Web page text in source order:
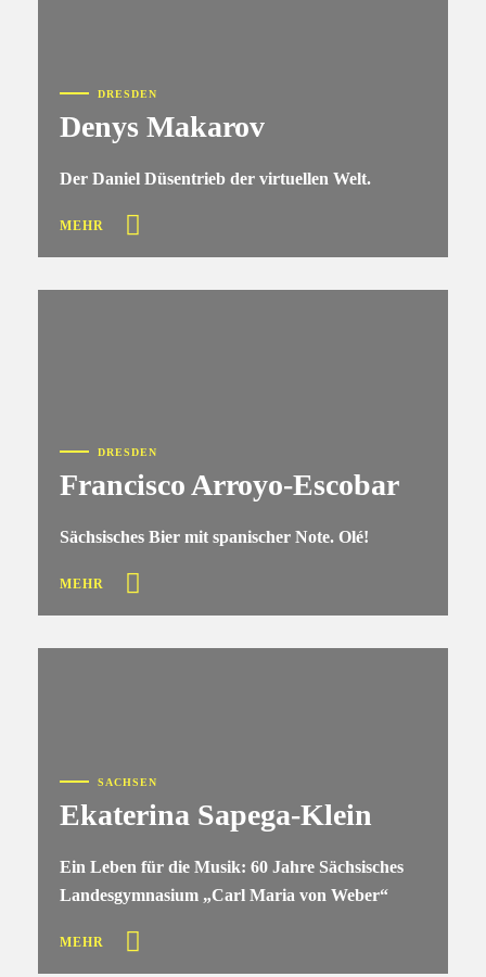
DRESDEN
Denys Makarov
Der Daniel Düsentrieb der virtuellen Welt.
MEHR
DRESDEN
Francisco Arroyo-Escobar
Sächsisches Bier mit spanischer Note. Olé!
MEHR
SACHSEN
Ekaterina Sapega-Klein
Ein Leben für die Musik: 60 Jahre Sächsisches
Landesgymnasium „Carl Maria von Weber“
MEHR